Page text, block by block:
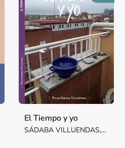
El Tiempo y yo
SÁDABA VILLUENDAS,